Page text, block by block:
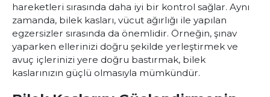
hareketleri sırasında daha iyi bir kontrol sağlar. Aynı
zamanda, bilek kasları, vücut ağırlığı ile yapılan
egzersizler sırasında da önemlidir. Örneğin, şınav
yaparken ellerinizi doğru şekilde yerleştirmek ve
avuç içlerinizi yere doğru bastırmak, bilek
kaslarınızın güçlü olmasıyla mümkündür.